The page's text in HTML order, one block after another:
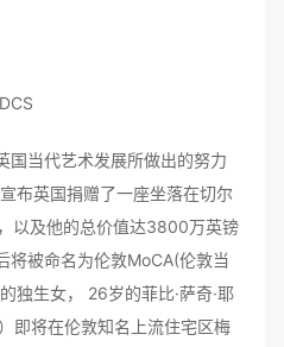
当代艺术发展所做出的努力
布英国捐赠了一座坐落在切尔
以及他的总价值达3800万英镑
将被命名为伦敦MoCA(伦敦当
独生女， 26岁的菲比·萨奇·耶
即将在伦敦知名上流住宅区梅